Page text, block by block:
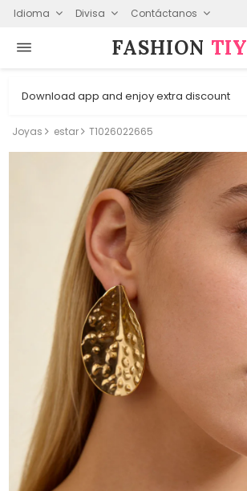
Idioma Divisa Contáctanos
FASHION⁠ TIY
Download app and enjoy extra discount
Joyas estar T1026022665